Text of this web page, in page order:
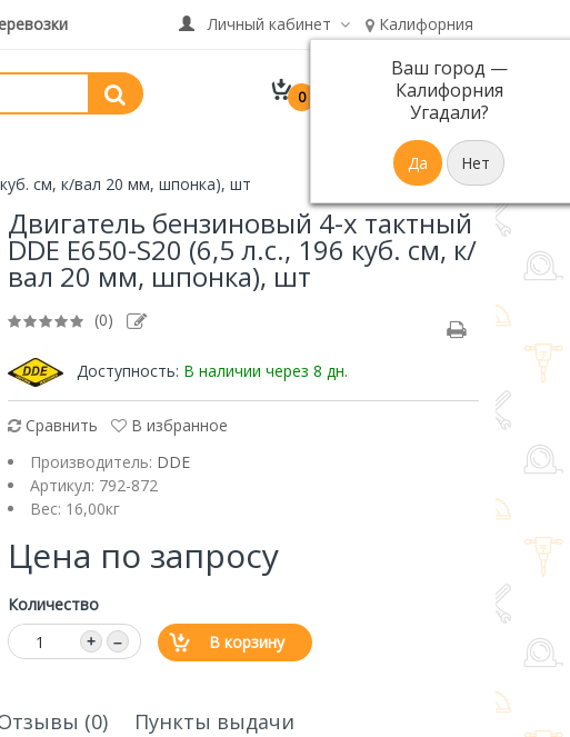
Личный кабинет Калифорния
Ваш город —
Калифорния
Угадали?
0
В корзине 0 товар(ов)
на сумму 0 р.
см, к/вал 20 мм, шпонка), шт
Двигатель бензиновый 4-х тактный
DDE E650-S20 (6,5 л.с., 196 куб. см, к/
вал 20 мм, шпонка), шт
(0)
Доступность: В наличии через 8 дн.
Сравнить
В избранное
Производитель: DDE
Артикул: 792-872
Вес: 16,00кг
Цена по запросу
Количество
+ – В корзину
(0) Пункты выдачи